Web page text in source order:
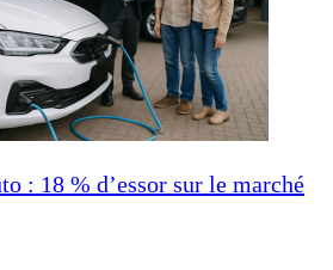
: 18 % d’essor sur le marché